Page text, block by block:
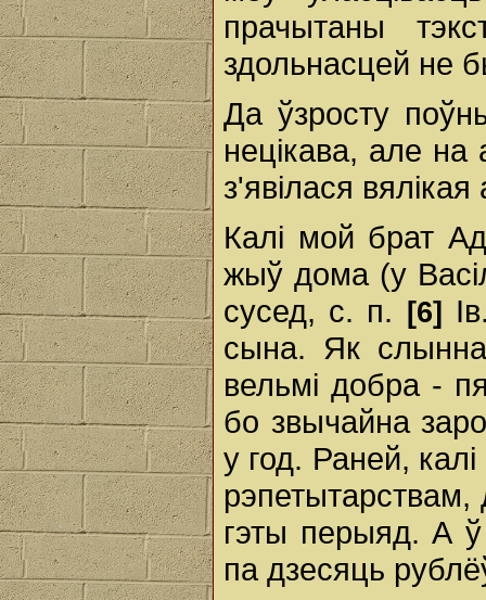
прачытаны
здольнасцей не
Да ўзросту
нецікава, але на
з'явілася
Калі мой брат
жыў дома (у
сусед, с. п.
[6]
сына. Як
вельмі добра -
бо звычайна
у год. Раней,
гэты перыяд. А
па дзесяць